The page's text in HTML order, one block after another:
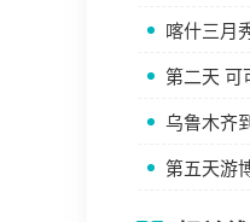
喀什三月
第二天 可
乌鲁木齐
第五天游